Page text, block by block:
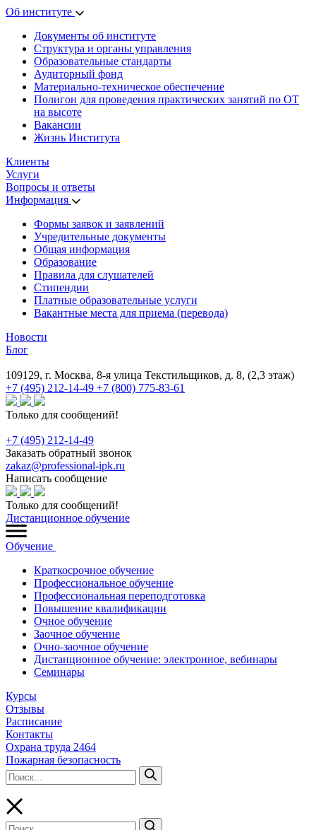
Об институте
Документы об институте
Структура и органы управления
Образовательные стандарты
Аудиторный фонд
Материально-техническое обеспечение
Полигон для проведения практических занятий по ОТ
на высоте
Вакансии
Жизнь Института
Клиенты
Услуги
Вопросы и ответы
Информация
Формы заявок и заявлений
Учредительные документы
Общая информация
Образование
Правила для слушателей
Стипендии
Платные образовательные услуги
Вакантные места для приема (перевода)
Новости
Блог
109129, г. Москва, 8-я улица Текстильщиков, д. 8, (2,3 этаж)
+7 (495) 212-14-49 +7 (800) 775-83-61
Только для сообщений!
+7 (495) 212-14-49
Заказать обратный звонок
zakaz@professional-ipk.ru
Написать сообщение
Только для сообщений!
Дистанционное обучение
Обучение
Краткосрочное обучение
Профессиональное обучение
Профессиональная переподготовка
Повышение квалификации
Очное обучение
Заочное обучение
Очно-заочное обучение
Дистанционное обучение: электронное, вебинары
Семинары
Курсы
Отзывы
Расписание
Контакты
Охрана труда 2464
Пожарная безопасность